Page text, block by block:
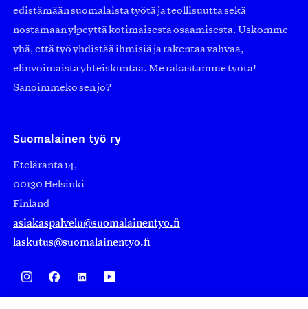
edistämään suomalaista työtä ja teollisuutta sekä
nostamaan ylpeyttä kotimaisesta osaamisesta. Uskomme
yhä, että työ yhdistää ihmisiä ja rakentaa vahvaa,
elinvoimaista yhteiskuntaa. Me rakastamme työtä!
Sanoimmeko sen jo?
Suomalainen työ ry
Eteläranta 14,
00130 Helsinki
Finland
asiakaspalvelu@suomalainentyo.fi
laskutus@suomalainentyo.fi